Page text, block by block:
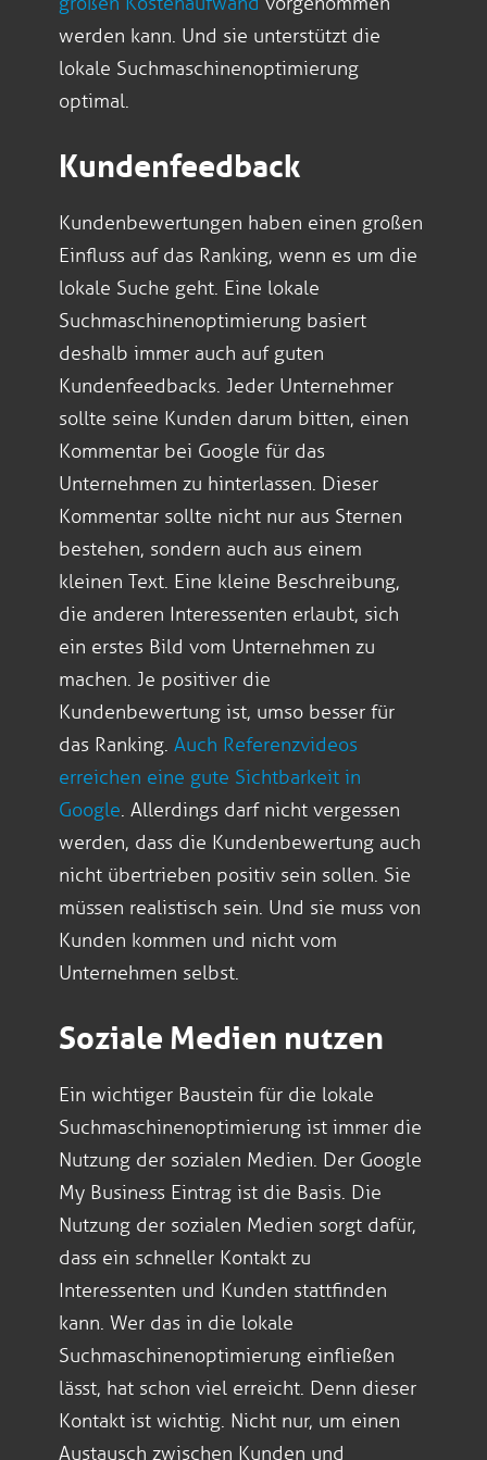
werden kann. Und sie unterstützt die
lokale Suchmaschinenoptimierung
optimal.
Kundenfeedback
Kundenbewertungen haben einen großen
Einfluss auf das Ranking, wenn es um die
lokale Suche geht. Eine lokale
Suchmaschinenoptimierung basiert
deshalb immer auch auf guten
Kundenfeedbacks. Jeder Unternehmer
sollte seine Kunden darum bitten, einen
Kommentar bei Google für das
Unternehmen zu hinterlassen. Dieser
Kommentar sollte nicht nur aus Sternen
bestehen, sondern auch aus einem
kleinen Text. Eine kleine Beschreibung,
die anderen Interessenten erlaubt, sich
ein erstes Bild vom Unternehmen zu
machen. Je positiver die
Kundenbewertung ist, umso besser für
das Ranking. Auch Referenzvideos
erreichen eine gute Sichtbarkeit in
Google. Allerdings darf nicht vergessen
werden, dass die Kundenbewertung auch
nicht übertrieben positiv sein sollen. Sie
müssen realistisch sein. Und sie muss von
Kunden kommen und nicht vom
Unternehmen selbst.
Soziale Medien nutzen
Ein wichtiger Baustein für die lokale
Suchmaschinenoptimierung ist immer die
Nutzung der sozialen Medien. Der Google
My Business Eintrag ist die Basis. Die
Nutzung der sozialen Medien sorgt dafür,
dass ein schneller Kontakt zu
Interessenten und Kunden stattfinden
kann. Wer das in die lokale
Suchmaschinenoptimierung einfließen
lässt, hat schon viel erreicht. Denn dieser
Kontakt ist wichtig. Nicht nur, um einen
Austausch zwischen Kunden und